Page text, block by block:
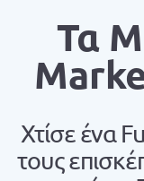
Τα
Χτίσε ένα
τους